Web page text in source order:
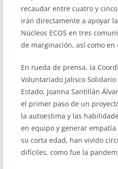
recaudar entre cuatro y
irán directamente a apoyar
Núcleos ECOS en tres
de marginación, así como en
En rueda de prensa, la
Voluntariado Jalisco
Estado, Joanna Santillán
el primer paso de un
la autoestima y las
en equipo y generar
su corta edad, han vivido
difíciles, como fue la